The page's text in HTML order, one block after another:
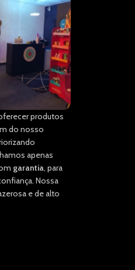
produtos
do nosso
apenas
garantia, para
Nossa
e de alto